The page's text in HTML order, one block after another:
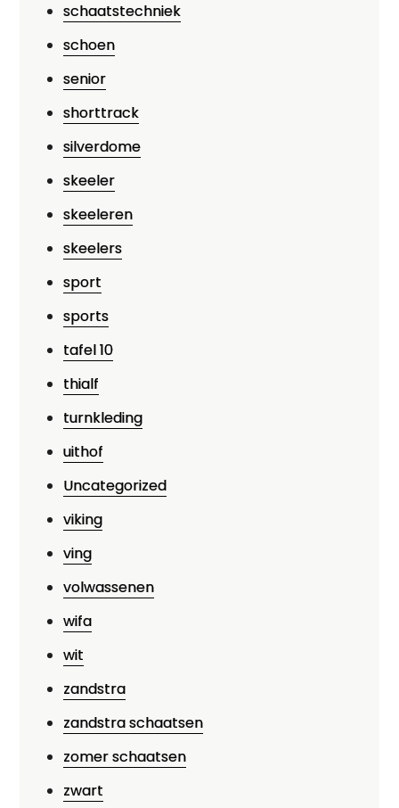
schaatstechniek
schoen
senior
shorttrack
silverdome
skeeler
skeeleren
skeelers
sport
sports
tafel 10
thialf
turnkleding
uithof
Uncategorized
viking
ving
volwassenen
wifa
wit
zandstra
zandstra schaatsen
zomer schaatsen
zwart